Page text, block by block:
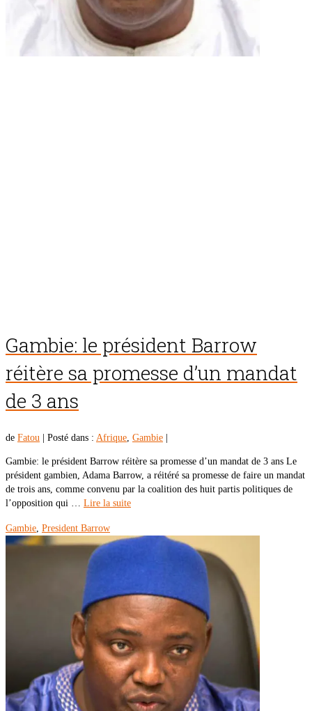
Gambie: le président Barrow
réitère sa promesse d’un mandat
de 3 ans
de Fatou Posté dans : Afrique Gambie
Gambie: le président Barrow réitère sa promesse d’un mandat de 3 ans Le
président gambien, Adama Barrow, a réitéré sa promesse de faire un mandat
de trois ans, comme convenu par la coalition des huit partis politiques de
l’opposition qui … Lire la suite
Gambie President Barrow